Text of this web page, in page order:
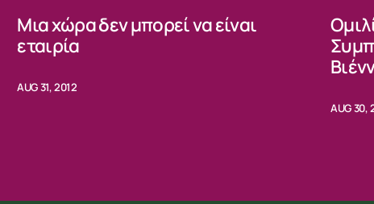
Μια χώρα δεν μπορεί να είναι
εταιρία
AUG 31, 2012
AUG 30,